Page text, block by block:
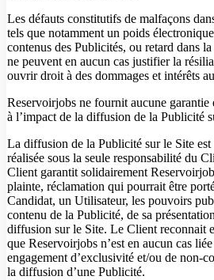
Les défauts constitutifs de malfaçons
tels que notamment un poids
contenus des Publicités, ou retard dans
ne peuvent en aucun cas justifier la
ouvrir droit à des dommages et intérêts
Reservoirjobs ne fournit aucune
à l’impact de la diffusion de la Publicité
La diffusion de la Publicité sur le Site est
réalisée sous la seule responsabilité du
Client garantit solidairement
plainte, réclamation qui pourrait être
Candidat, un Utilisateur, les pouvoirs
contenu de la Publicité, de sa
diffusion sur le Site. Le Client reconnait
que Reservoirjobs n’est en aucun cas
engagement d’exclusivité et/ou de non-
la diffusion d’une Publicité.